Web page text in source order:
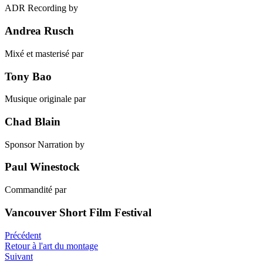
ADR Recording by
Andrea Rusch
Mixé et masterisé par
Tony Bao
Musique originale par
Chad Blain
Sponsor Narration by
Paul Winestock
Commandité par
Vancouver Short Film Festival
Précédent
Retour à l'art du montage
Suivant